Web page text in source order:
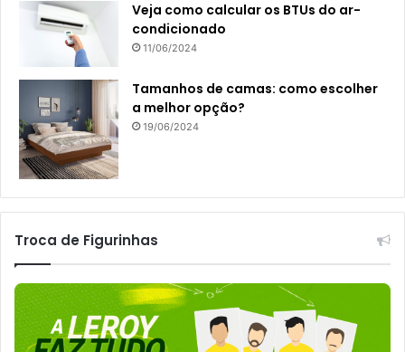
Veja como calcular os BTUs do ar-
condicionado
11/06/2024
Tamanhos de camas: como escolher
a melhor opção?
19/06/2024
Troca de Figurinhas